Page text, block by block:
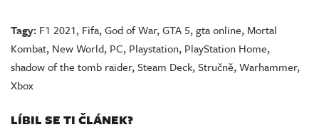
Tagy: F1 2021, Fifa,God of War,GTA 5,gta online, Mortal
Kombat, New World, PC, Playstation, PlayStation Home,
shadow of the tomb raider,Steam Deck,Stručně,Warhammer,
Xbox
LÍBIL SE TI ČLÁNEK?